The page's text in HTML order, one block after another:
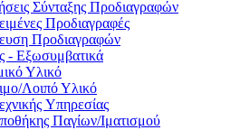
Σύνταξης Προδιαγραφών
Προδιαγραφές
Προδιαγραφών
- Εξωσυμβατικά
Υλικό
Λοιπό Υλικό
Yπηρεσίας
Παγίων/Ιματισμού